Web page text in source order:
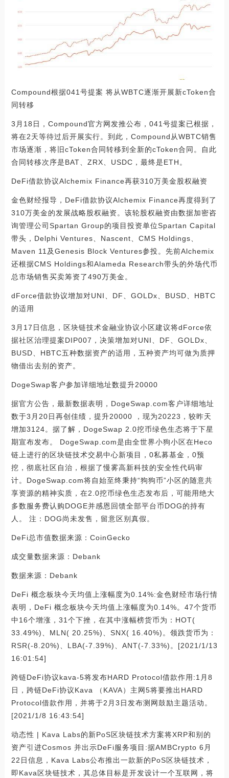
Compound根据041号提案 将从WBTC逐渐开展新cToken合
同转移
3月18日，Compound官方网发推公布，041号提案已根据，
将在2天等待过后开展实行。到此，Compound从WBTC销售
市场逐渐，将旧cToken合同转移到全新的cToken合同。自此
合同转移次序是BAT、ZRX、USDC，最终是ETH。
DeFi借款协议Alchemix Finance再获310万美金股权融资
金色财经报导，DeFi借款协议Alchemix Finance再度得到了
310万美金的发展战略股权融资。该轮股权融资由数据加密咨
询管理公司Spartan Group的项目投资单位Spartan Capital
带头，Delphi Ventures、Nascent、CMS Holdings、
Maven 11及Genesis Block Ventures参投。先前Alchemix
还根据CMS Holdings和Alameda Research带头的外场代币
总市场销售买卖筹资了490万美金。
dForce借款协议增加对UNI、DF、GOLDx、BUSD、HBTC
的适用
3月17日信息，区块链技术金融业协议小区建议将dForce依
据社区治理提案DIP007，决策增加对UNI、DF、GOLDx、
BUSD、HBTC五种数据资产的适用，五种资产均可做为质押
物借出去别的资产。
DogeSwap客户参加详细地址数提升20000
据官方公告，最新数据表明，DogeSwap.com客户详细地址
数于3月20日再创佳绩，提升20000 ，现为20223，较昨天
增加3124。据了解，DogeSwap 2.0挖币绿色生态将于下星
期宣布发布。 DogeSwap.com是由全世界小狗小区在Heco
链上进行的区块链技术交易中心新项目，0私募基金，0预
挖，彻底社区自治，根据了慢雾高新科技的安全性代码审
计。DogeSwap.com将自始至终秉持“狗狗币”小区的随意共
享资源的精神实质，在2.0挖币绿色生态发布后，可能用绝大
多数服务费认购DOGE并感恩回馈全部平台币DOG的持有
人。 注：DOG尚未发售，留意区别真假。
DeFi总市值数据来源：CoinGecko
成交量数据来源：Debank
数据来源：Debank
DeFi 概念板块今天均值上涨幅度为0.14%:金色财经市场行情
表明，DeFi 概念板块今天均值上涨幅度为0.14%。47个货币
中16个增涨，31个下挫，在其中涨幅榜货币为：HOT(
33.49%)、MLN( 20.25%)、SNX( 16.40%)。领跌货币为：
RSR(-8.20%)、LBA(-7.39%)、ANT(-7.33%)。[2021/1/13
16:01:54]
跨链DeFi协议kava-5将发布HARD Protocol借款作用:1月8
日，跨链DeFi协议Kava （KAVA）主网5将要推出HARD
Protocol借款作用，并将于2月3日发布测网鼓励主题活动。
[2021/1/8 16:43:54]
动态性 | Kava Labs的新PoS区块链技术方案将XRP和别的
资产引进Cosmos 并出示DeFi服务项目:据AMBCrypto 6月
22日信息，Kava Labs公布推出一款新的PoS区块链技术，
即Kava区块链技术，其总体目标是开发设计一个互联网，将